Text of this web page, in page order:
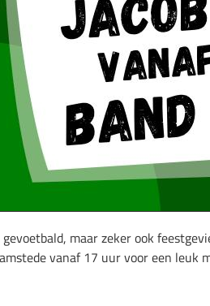
maar zeker ook
vanaf 17 uur voor een leuk